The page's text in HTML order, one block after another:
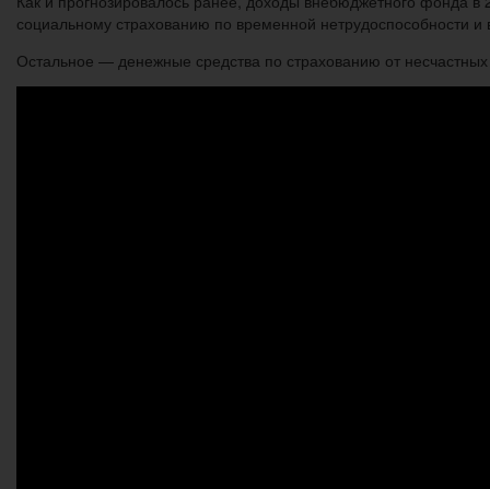
социальному страхованию по временной нетрудоспособности и
Остальное — денежные средства по страхованию от